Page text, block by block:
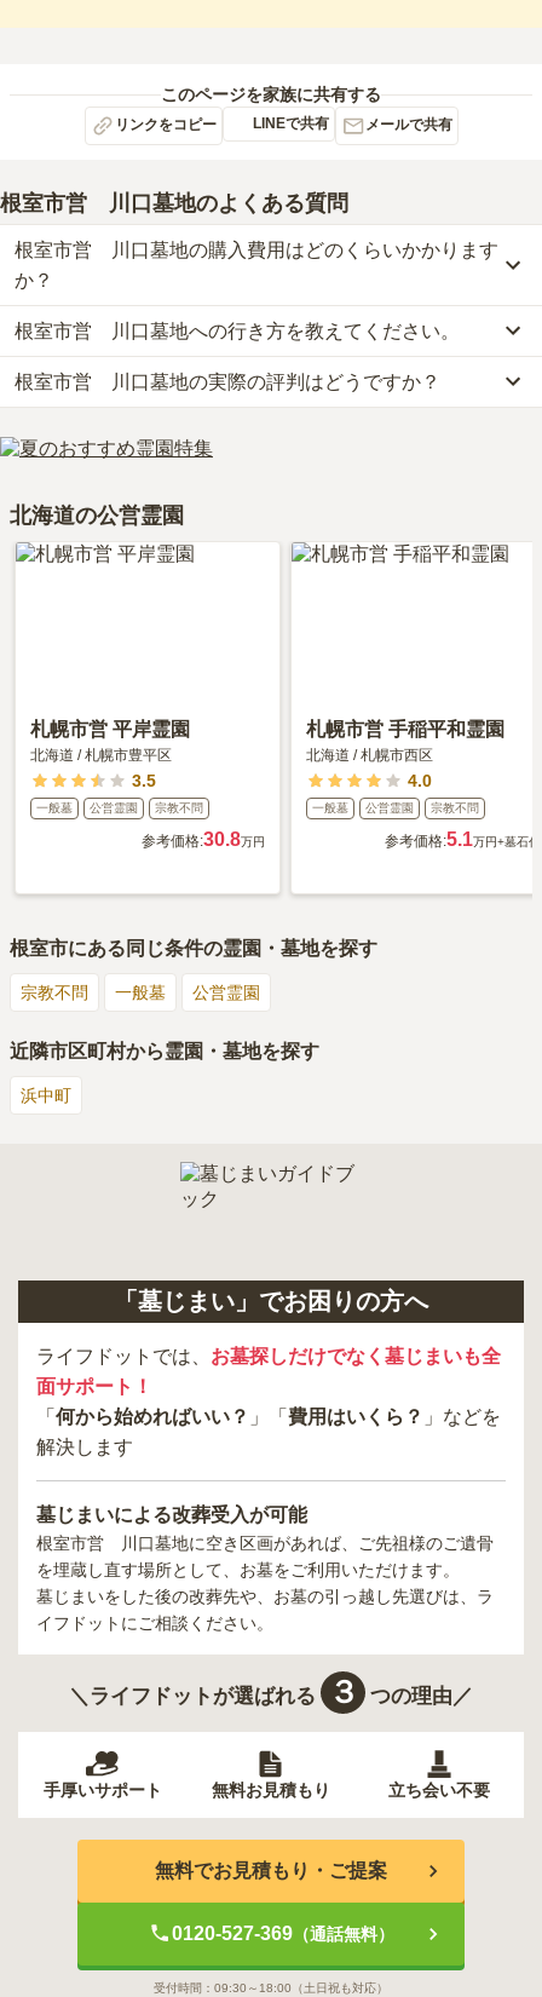
このページを家族に共有する
リンクをコピー LINEで共有 メールで共有
根室市営 川口墓地のよくある質問
根室市営 川口墓地の購入費用はどのくらいかかります
か？
根室市営　川口墓地の現在の販売価格については現在調査中です。
お墓は、価格が高いものがよい、安いものが悪い、という訳ではあ
りません。大切なのは、ご家族が心から納得し、安心してお参りで
きる場所を選ぶことです。
根室市営 川口墓地への行き方を教えてください。
公共交通機関の場合、根室交通バスに乗車、「川口バス停」下車徒
歩約3分です。
詳しいルートや地図は、本ページの「地図・交通アクセス」欄をご
確認ください。
根室市営 川口墓地の実際の評判はどうですか？
根室市営　川口墓地の口コミはまだ投稿されておりません。
口コミはあくまで一つの目安です。資料請求や現地見学を通して、
北海道の公営霊園
札幌市営 平岸霊園
北海道 /札幌市豊平区
3.5
一般墓 公営霊園 宗教不問
参考価格:30.8万円
札幌市営 手稲平和霊園
北海道 /札幌市西区
4.0
一般墓 公営霊園 宗教不問
参考価格:5.1万円+墓石代
根室市にある同じ条件の霊園・墓地を探す
宗教不問 一般墓 公営霊園
近隣市区町村から霊園・墓地を探す
浜中町
「墓じまい」でお困りの方へ
ライフドットでは、 お墓探しだけでなく墓じまいも全
面サポート！
「 何から始めればいい？ 」「 費用はいくら？ 」などを
解決します
墓じまいによる改葬受入が可能
根室市営 川口墓地に空き区画があれば、ご先祖様のご遺骨
を埋蔵し直す場所として、お墓をご利用いただけます。
墓じまいをした後の改葬先や、お墓の引っ越し先選びは、ラ
イフドットにご相談ください。
＼ライフドットが選ばれる ３ つの理由／
手厚いサポート 無料お見積もり 立ち会い不要
無料でお見積もり・ご提案
0120-527-369（通話無料）
受付時間： 09:30～18:00 （土日祝も対応）